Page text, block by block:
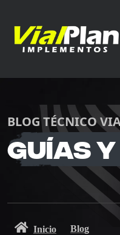
BLOG TÉCNICO
Guías
Inicio Blog